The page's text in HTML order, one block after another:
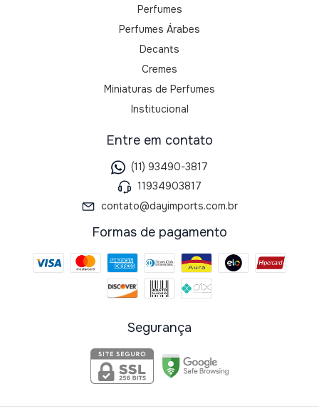
Perfumes
Perfumes Árabes
Decants
Cremes
Miniaturas de Perfumes
Institucional
Entre em contato
(11) 93490-3817
11934903817
contato@dayimports.com.br
Formas de pagamento
Segurança